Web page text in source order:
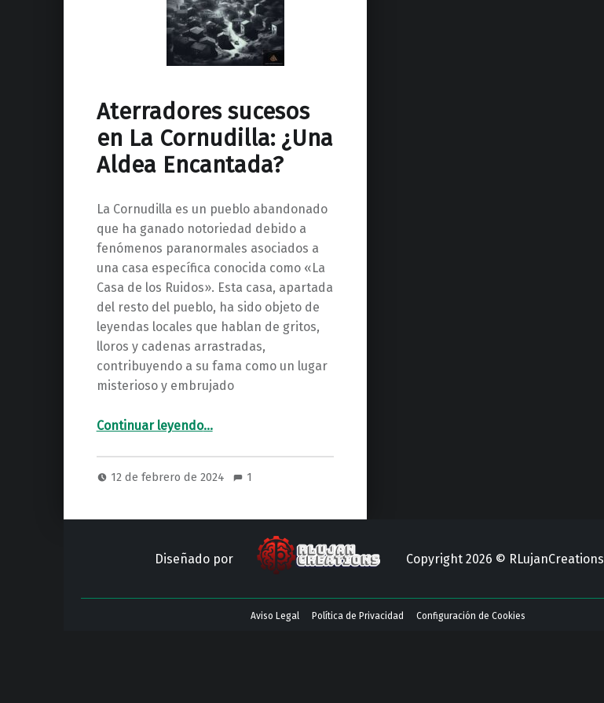
Aterradores sucesos
en La Cornudilla: ¿Una
Aldea Encantada?
La Cornudilla es un pueblo abandonado
que ha ganado notoriedad debido a
fenómenos paranormales asociados a
una casa específica conocida como «La
Casa de los Ruidos». Esta casa, apartada
del resto del pueblo, ha sido objeto de
leyendas locales que hablan de gritos,
lloros y cadenas arrastradas,
contribuyendo a su fama como un lugar
misterioso y embrujado
Continuar leyendo“Aterradores sucesos en La Cornudilla: ¿Una Aldea Encantada?”
…
12 de febrero de 2024 1
Diseñado por Copyright 2026 © RLujanCreations
Aviso Legal Política de Privacidad Configuración de Cookies